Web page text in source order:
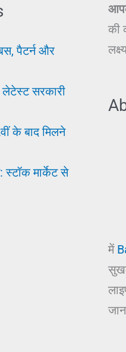
पैटर्न और
सरकारी
के बाद मिलने
स्टॉक मार्केट से
की
में